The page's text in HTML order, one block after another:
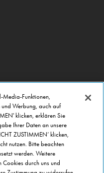
Media-Funktionen,
Werbung, auch auf
klicken, erklären Sie
Ihrer Daten an unsere
ZUSTIMMEN’ klicken,
nutzen. Bitte beachten
werden. Weitere
durch uns und